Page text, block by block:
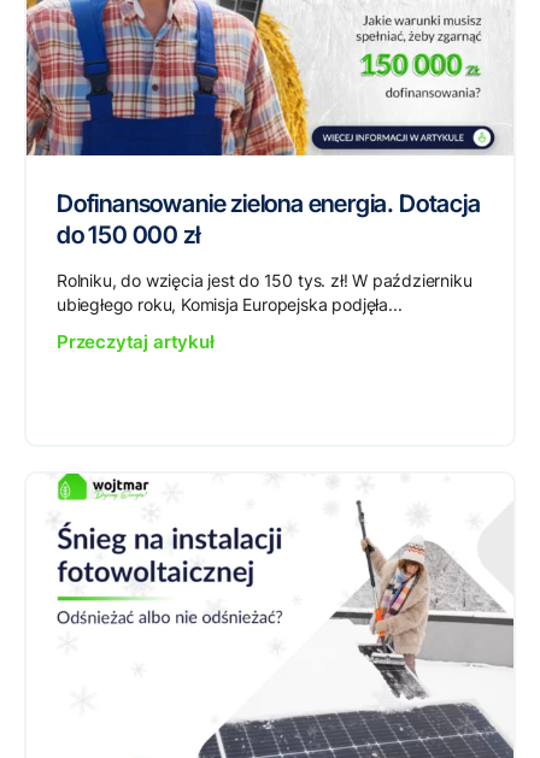
Dofinansowanie zielona energia. Dotacja
do 150 000 zł
Rolniku, do wzięcia jest do 150 tys. zł! W październiku
ubiegłego roku, Komisja Europejska podjęła...
Przeczytaj artykuł